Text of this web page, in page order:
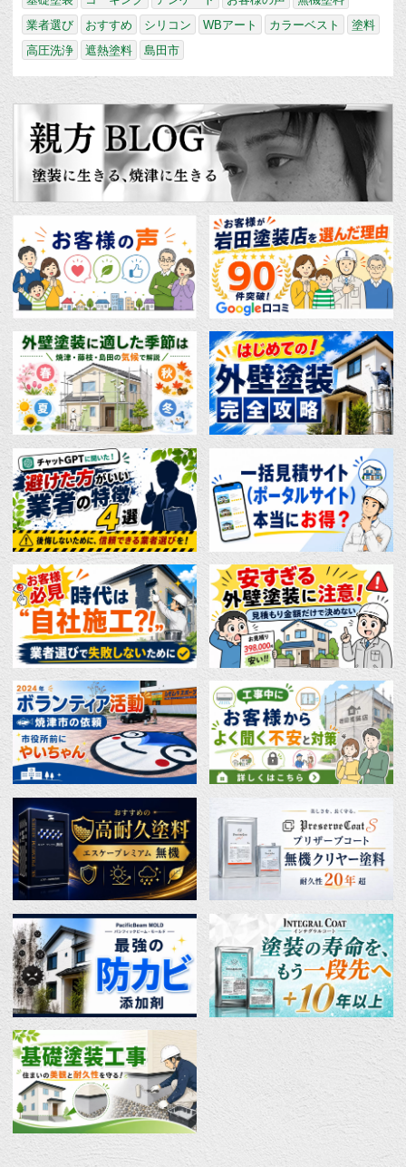
業者選び
おすすめ シリコン WBアート カラーベスト
塗料
高圧洗浄
遮熱塗料 島田市